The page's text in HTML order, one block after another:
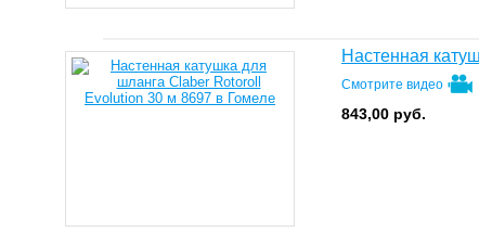
Настенная
Смотрите видео
843,00 руб.